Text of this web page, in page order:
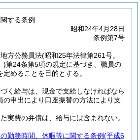
する条例
昭和24年4月28日
条例第7号
方公務員法(昭和25年法律第261号。
)第24条第5項の規定に基づき、職員の
めることを目的とする。
く給与は、現金で支給しなければなら
の申出により口座振替の方法により支
実費の弁償は、給与には含まれない。
勤務時間、休暇等に関する条例(平成6